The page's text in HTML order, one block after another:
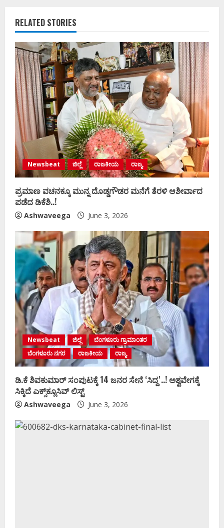
RELATED STORIES
Newsbeat ಜಿಲ್ಲೆ ರಾಜಕೀಯ ರಾಜ್ಯ
ಪ್ರಮಾಣ ವಚನಕ್ಕೂ ಮುನ್ನ ದೊಡ್ಡಗೌಡರ ಮನೆಗೆ ತೆರಳಿ ಆಶೀರ್ವಾದ
ಪಡೆದ ಡಿಕೆಶಿ..!
Ashwaveega June 3, 2026
Newsbeat ಜಿಲ್ಲೆ
ಬೆಂಗಳೂರು ಗ್ರಾಮಾಂತರ
ಬೆಂಗಳೂರು ನಗರ
ರಾಜಕೀಯ ರಾಜ್ಯ
ಡಿ.ಕೆ ಶಿವಕುಮಾರ್‌ ಸಂಪುಟಕ್ಕೆ 14 ಜನರ ಸೇನೆ ʻಸಿದ್ದʼ..! ಅಶ್ವವೇಗಕ್ಕೆ
ಸಿಕ್ಕಿದೆ ಎಕ್ಸ್‌ಕ್ಲೂಸಿವ್‌ ಲಿಸ್ಟ್‌
Ashwaveega June 3, 2026